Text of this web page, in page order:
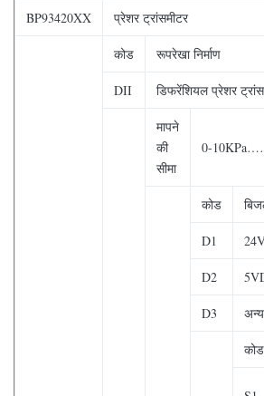
BP93420XX प्रेशर ट्रांसमीटर
कोड रूपरेखा निर्माण
DII डिफरेंशियल प्रेशर
मापने
की
सीमा
0-
कोड
D1
D2
D3 अन्य
कोड